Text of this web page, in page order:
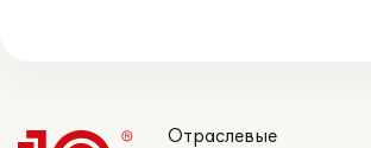
Отраслевые